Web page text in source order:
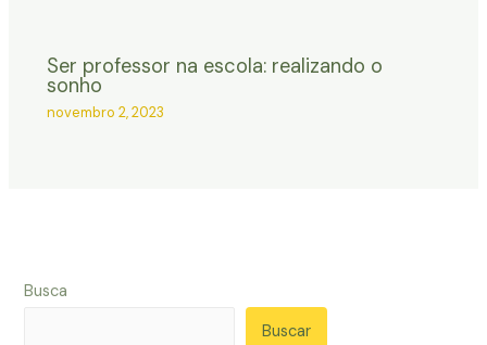
Ser professor na escola: realizando o
sonho
novembro 2, 2023
Busca
Buscar